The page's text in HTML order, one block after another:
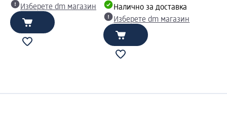
Изберете dm магазин
Налично за доставка
Изберете dm магазин